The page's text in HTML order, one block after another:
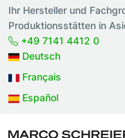
Ihr Hersteller und
Produktionsstätten in
+49 7141 4412 0
Deutsch
Français
Español